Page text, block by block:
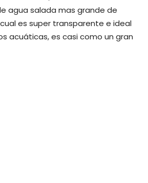
agua salada mas grande de
es super transparente e ideal
acuáticas, es casi como un gran